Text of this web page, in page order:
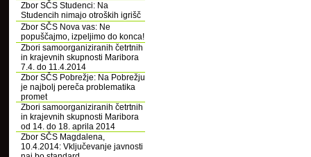
Zbor SČS Studenci: Na
Studencih nimajo otroških igrišč
Zbor SČS Nova vas: Ne
popuščajmo, izpeljimo do konca!
Zbori samoorganiziranih četrtnih
in krajevnih skupnosti Maribora
7.4. do 11.4.2014
Zbor SČS Pobrežje: Na Pobrežju
je najbolj pereča problematika
promet
Zbori samoorganiziranih četrtnih
in krajevnih skupnosti Maribora
od 14. do 18. aprila 2014
Zbor SČS Magdalena,
10.4.2014: Vključevanje javnosti